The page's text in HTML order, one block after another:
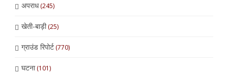
अपराध(245)
खेती-बाड़ी(25)
ग्राउंड रिपोर्ट(770)
घटना(101)